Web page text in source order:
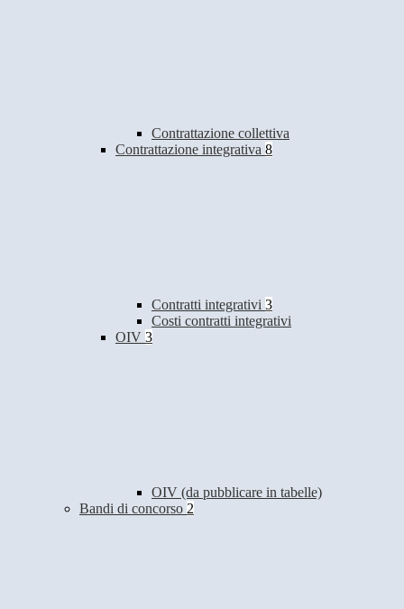
Contrattazione collettiva
Contrattazione integrativa 8
Contratti integrativi 3
Costi contratti integrativi
OIV 3
OIV (da pubblicare in tabelle)
Bandi di concorso 2